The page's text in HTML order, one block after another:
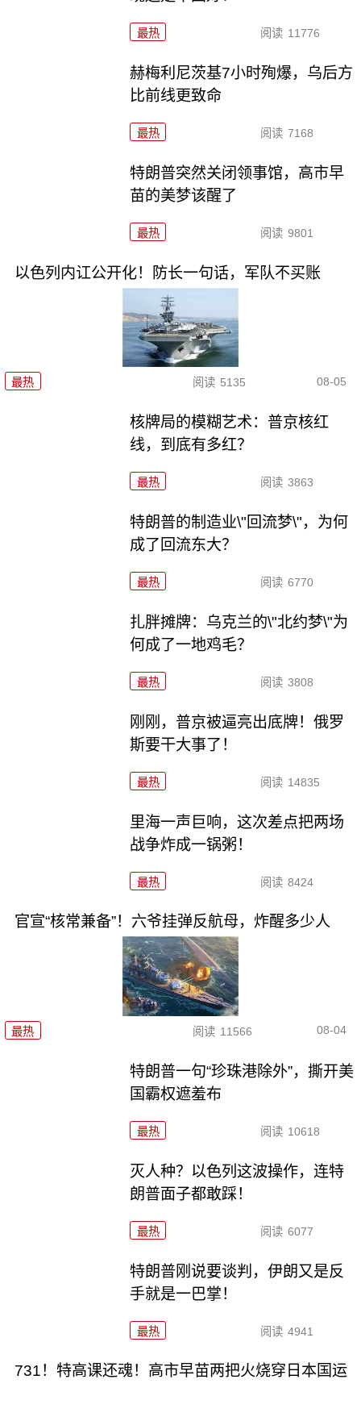
最热 阅读 11776
赫梅利尼茨基7小时殉爆，乌后方
比前线更致命
最热 阅读 7168
特朗普突然关闭领事馆，高市早
苗的美梦该醒了
最热 阅读 9801
以色列内讧公开化！防长一句话，军队不买账
最热 阅读 5135 08-05
核牌局的模糊艺术：普京核红
线，到底有多红？
最热 阅读 3863
特朗普的制造业\"回流梦\"，为何
成了回流东大？
最热 阅读 6770
扎胖摊牌：乌克兰的\"北约梦\"为
何成了一地鸡毛？
最热 阅读 3808
刚刚，普京被逼亮出底牌！俄罗
斯要干大事了！
最热 阅读 14835
里海一声巨响，这次差点把两场
战争炸成一锅粥！
最热 阅读 8424
官宣“核常兼备”！六爷挂弹反航母，炸醒多少人
最热 阅读 11566 08-04
特朗普一句“珍珠港除外”，撕开美
国霸权遮羞布
最热 阅读 10618
灭人种？以色列这波操作，连特
朗普面子都敢踩！
最热 阅读 6077
特朗普刚说要谈判，伊朗又是反
手就是一巴掌！
最热 阅读 4941
731！特高课还魂！高市早苗两把火烧穿日本国运